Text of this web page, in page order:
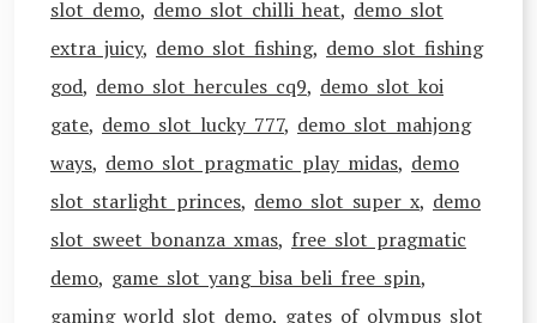
slot demo, demo slot chilli heat, demo slot
extra juicy, demo slot fishing, demo slot fishing
god, demo slot hercules cq9, demo slot koi
gate, demo slot lucky 777, demo slot mahjong
ways, demo slot pragmatic play midas, demo
slot starlight princes, demo slot super x, demo
slot sweet bonanza xmas, free slot pragmatic
demo, game slot yang bisa beli free spin,
gaming world slot demo, gates of olympus slot